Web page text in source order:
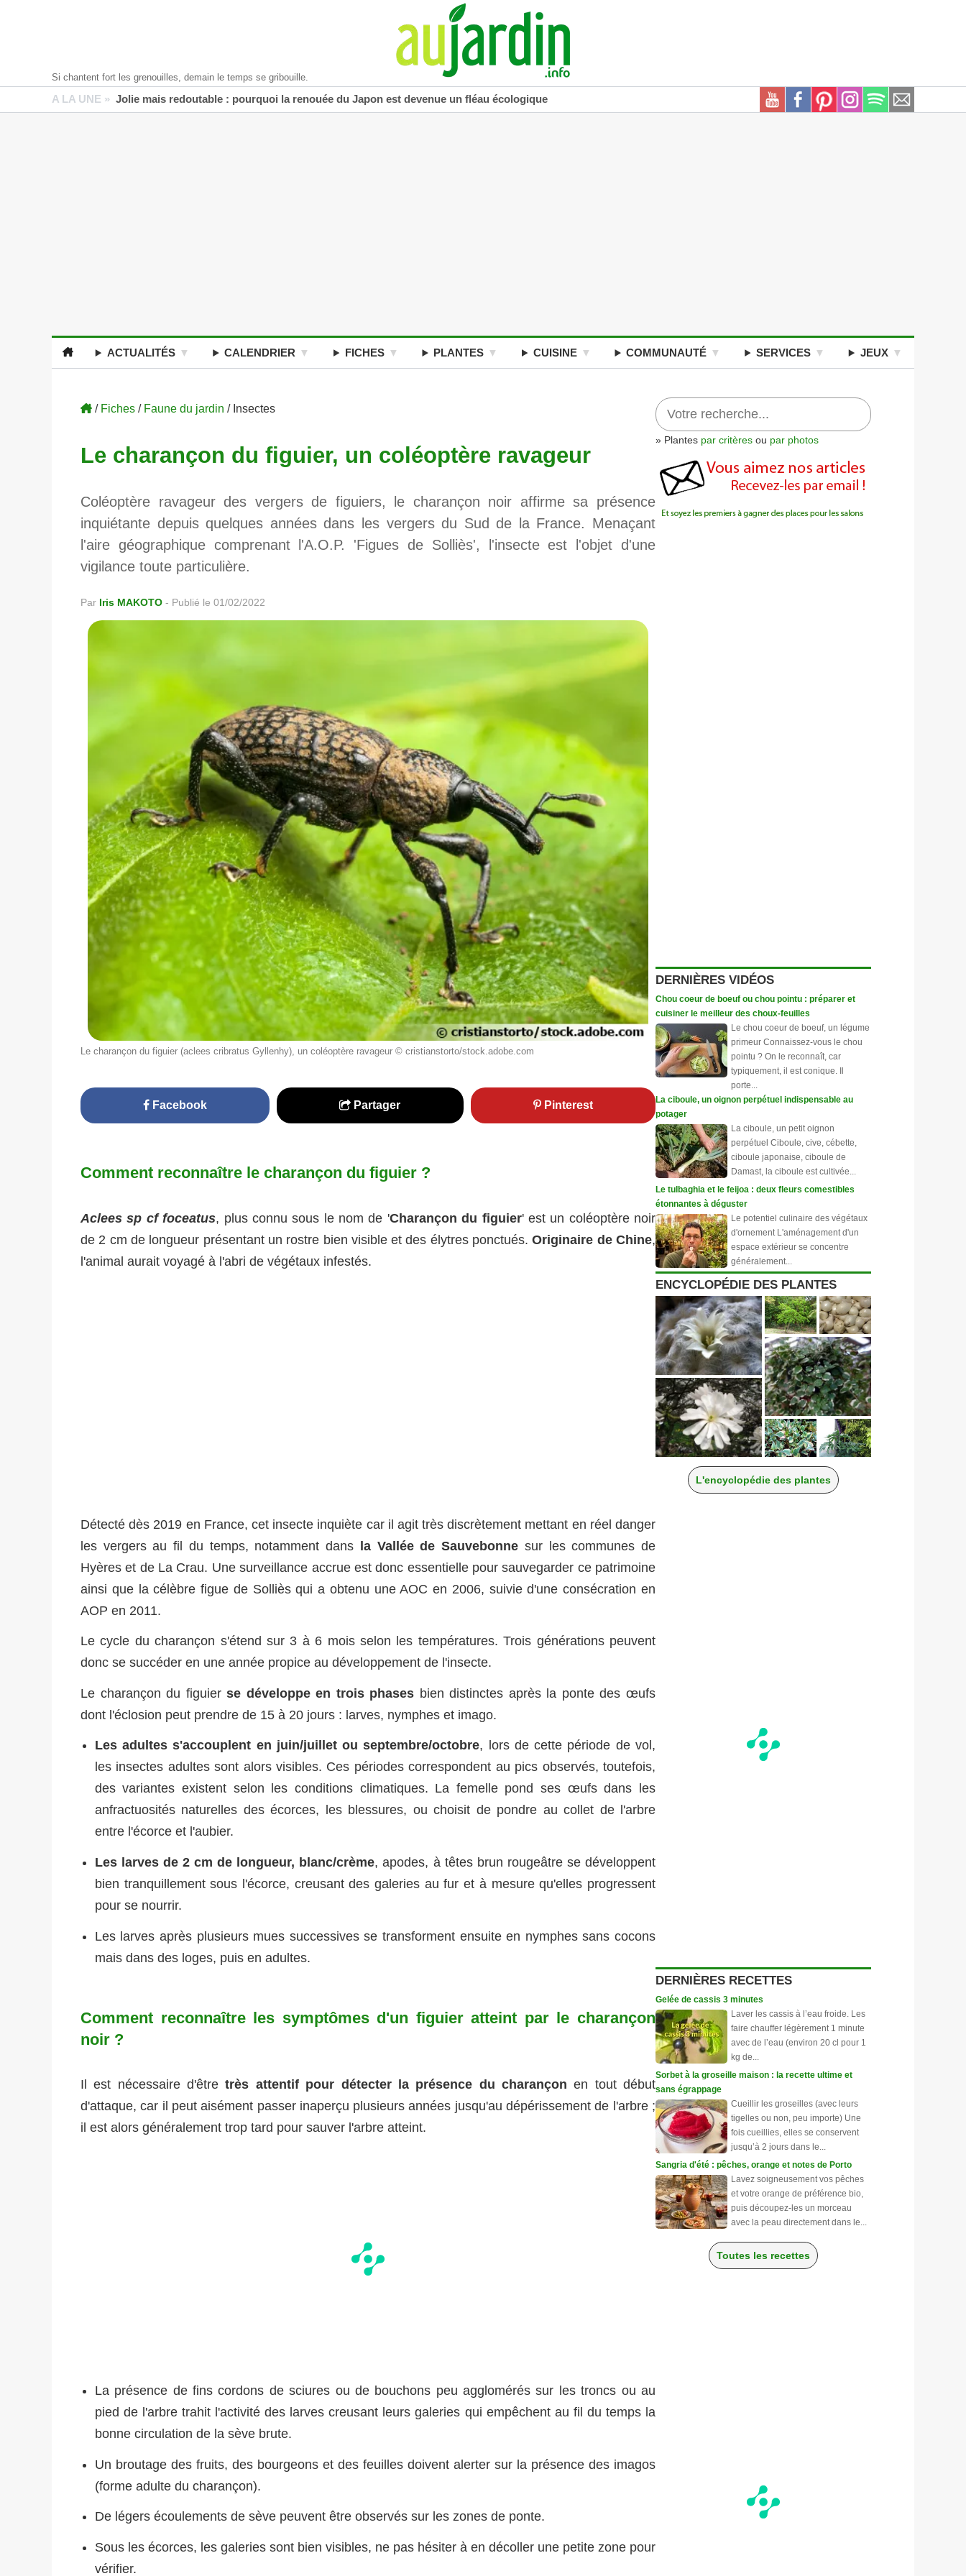
Si chantent fort les grenouilles, demain le temps se gribouille.
A LA UNE » Jolie mais redoutable : pourquoi la renouée du Japon est devenue un fléau écologique
ACTUALITÉS CALENDRIER FICHES PLANTES CUISINE COMMUNAUTÉ SERVICES JEUX
/ Fiches / Faune du jardin / Insectes
Le charançon du figuier, un coléoptère ravageur
Coléoptère ravageur des vergers de figuiers, le charançon noir affirme sa présence
inquiétante depuis quelques années dans les vergers du Sud de la France. Menaçant
l'aire géographique comprenant l'A.O.P. 'Figues de Solliès', l'insecte est l'objet d'une
vigilance toute particulière.
Par Iris MAKOTO - Publié le 01/02/2022
Le charançon du figuier (aclees cribratus Gyllenhy), un coléoptère ravageur © cristianstorto/stock.adobe.com
Facebook Partager Pinterest
Comment reconnaître le charançon du figuier ?
Aclees sp cf foceatus, plus connu sous le nom de 'Charançon du figuier' est un coléoptère noir
de 2 cm de longueur présentant un rostre bien visible et des élytres ponctués.Originaire de Chine,
l'animal aurait voyagé à l'abri de végétaux infestés.
Détecté dès 2019 en France, cet insecte inquiète car il agit très discrètement mettant en réel danger
les vergers au fil du temps, notamment dans la Vallée de Sauvebonne sur les communes de
Hyères et de La Crau. Une surveillance accrue est donc essentielle pour sauvegarder ce patrimoine
ainsi que la célèbre figue de Solliès qui a obtenu une AOC en 2006, suivie d'une consécration en
AOP en 2011.
Le cycle du charançon s'étend sur 3 à 6 mois selon les températures. Trois générations peuvent
donc se succéder en une année propice au développement de l'insecte.
Le charançon du figuierse développe en trois phases bien distinctes après la ponte des œufs
dont l'éclosion peut prendre de 15 à 20 jours : larves, nymphes et imago.
Les adultes s'accouplent en juin/juillet ou septembre/octobre, lors de cette période de vol,
les insectes adultes sont alors visibles. Ces périodes correspondent au pics observés, toutefois,
des variantes existent selon les conditions climatiques. La femelle pond ses œufs dans les
anfractuosités naturelles des écorces, les blessures, ou choisit de pondre au collet de l'arbre
entre l'écorce et l'aubier.
Les larves de 2 cm de longueur, blanc/crème, apodes, à têtes brun rougeâtre se développent
bien tranquillement sous l'écorce, creusant des galeries au fur et à mesure qu'elles progressent
pour se nourrir.
Les larves après plusieurs mues successives se transforment ensuite en nymphes sans cocons
mais dans des loges, puis en adultes.
Comment reconnaître les symptômes d'un figuier atteint par le charançon
noir ?
Il est nécessaire d'êtretrès attentif pour détecter la présence du charançon en tout début
d'attaque, car il peut aisément passer inaperçu plusieurs années jusqu'au dépérissement de l'arbre ;
il est alors généralement trop tard pour sauver l'arbre atteint.
La présence de fins cordons de sciures ou de bouchons peu agglomérés sur les troncs ou au
pied de l'arbre trahit l'activité des larves creusant leurs galeries qui empêchent au fil du temps la
bonne circulation de la sève brute.
Un broutage des fruits, des bourgeons et des feuilles doivent alerter sur la présence des imagos
(forme adulte du charançon).
De légers écoulements de sève peuvent être observés sur les zones de ponte.
Sous les écorces, les galeries sont bien visibles, ne pas hésiter à en décoller une petite zone pour
vérifier.
» Plantes par critères ou par photos
DERNIÈRES VIDÉOS
Chou coeur de boeuf ou chou pointu : préparer et
cuisiner le meilleur des choux-feuilles
Le chou coeur de boeuf, un légume
primeur Connaissez-vous le chou
pointu ? On le reconnaît, car
typiquement, il est conique. Il
porte...
La ciboule, un oignon perpétuel indispensable au
potager
La ciboule, un petit oignon
perpétuel Ciboule, cive, cébette,
ciboule japonaise, ciboule de
Damast, la ciboule est cultivée...
Le tulbaghia et le feijoa : deux fleurs comestibles
étonnantes à déguster
Le potentiel culinaire des végétaux
d'ornement L'aménagement d'un
espace extérieur se concentre
généralement...
ENCYCLOPÉDIE DES PLANTES
L'encyclopédie des plantes
DERNIÈRES RECETTES
Gelée de cassis 3 minutes
Laver les cassis à l’eau froide. Les
faire chauffer légèrement 1 minute
avec de l’eau (environ 20 cl pour 1
kg de...
Sorbet à la groseille maison : la recette ultime et
sans égrappage
Cueillir les groseilles (avec leurs
tigelles ou non, peu importe) Une
fois cueillies, elles se conservent
jusqu’à 2 jours dans le...
Sangria d'été : pêches, orange et notes de Porto
Lavez soigneusement vos pêches
et votre orange de préférence bio,
puis découpez-les un morceau
avec la peau directement dans le...
Toutes les recettes